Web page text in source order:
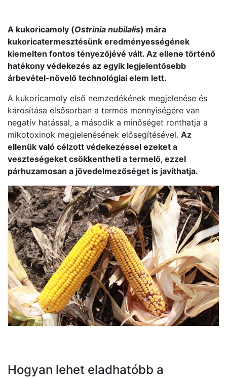
A kukoricamoly (Ostrinia nubilalis) mára
kukoricatermesztésünk eredményességének
kiemelten fontos tényezőjévé vált. Az ellene történő
hatékony védekezés az egyik legjelentősebb
árbevétel-növelő technológiai elem lett.
A kukoricamoly első nemzedékének megjelenése és
károsítása elsősorban a termés mennyiségére van
negatív hatással, a második a minőséget ronthatja a
mikotoxinok megjelenésének elősegítésével. Az
ellenük való célzott védekezéssel ezeket a
veszteségeket csökkentheti a termelő, ezzel
párhuzamosan a jövedelmezőséget is javíthatja.
Hogyan lehet eladhatóbb a